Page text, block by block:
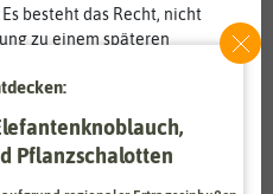
besteht das Recht, nicht
zu einem späteren
Daten und
Pflanzschalotten